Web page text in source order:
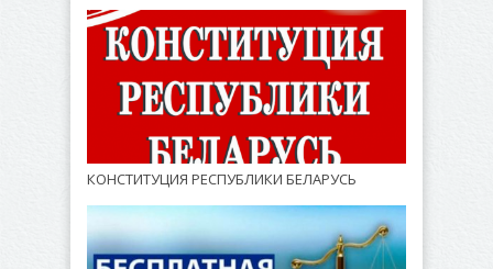
КОНСТИТУЦИЯ РЕСПУБЛИКИ БЕЛАРУСЬ